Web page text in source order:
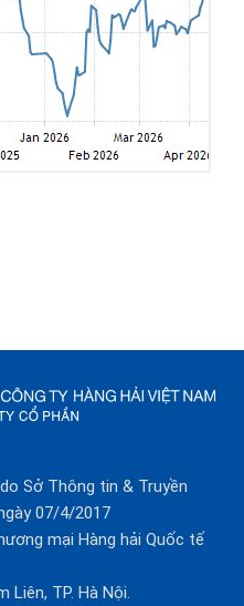
Sở Thông tin & Truyền
07/4/2017
mại Hàng hải Quốc tế
Liên, TP. Hà Nội.